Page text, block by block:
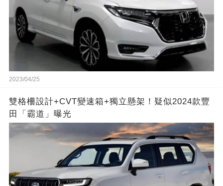
2023/04/25
雙格柵設計+CVT變速箱+獨立懸架！疑似2024款豐
田「霸道」曝光